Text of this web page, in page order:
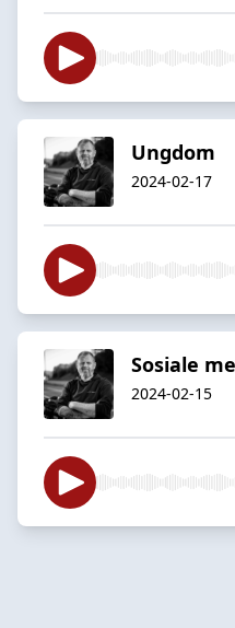
Ungdom
2024-02-17
Sosiale
2024-02-15